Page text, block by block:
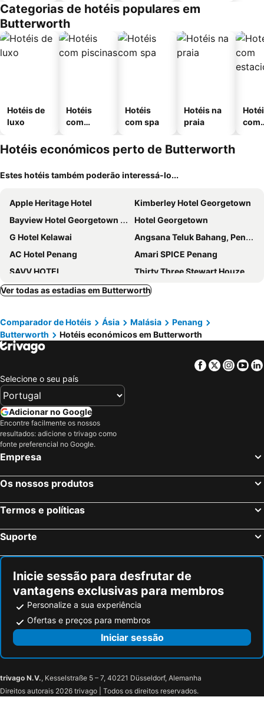
Categorias de hotéis populares em
Butterworth
Hotéis de
luxo
Hotéis
com
Hotéis
com spa
Hotéis na
praia
com
Hotéis económicos perto de Butterworth
Estes hotéis também poderão interessá-lo...
Apple Heritage Hotel
Kimberley Hotel Georgetown
Bayview Hotel Georgetown Penang
Hotel Georgetown
G Hotel Kelawai
Angsana Teluk Bahang, Penang
AC Hotel Penang
Amari SPICE Penang
SAVV HOTEL
Thirty Three Stewart Houze
Eastern & Oriental Hotel
乔治市世纪酒店 The Century Boutique Hotel George Town
Hompton Hotel by the Beach
Flamingo Hotel by the Beach, Penang
Gaia Hotel
Mclane Boutique Hotel
Chulia Heritage Hotel
Reunion Carnarvon
OZO George Town Penang
Museum Hotel
iStay
Courtyard by Marriott Penang
Jazz Hotel Penang
The Light Hotel Penang
DCozy Hotel
Royale Chulan Penang
East Indies Mansion
88 Armenian
The Edison George Town
Swing & Pillows - 87 Muntri, Penang
Nam Keng Hotel
Kooning
Grand Inn Penang Road
The Journey hotel
M Social Resort Penang
Marina Tower Condo
Areca Hotel Penang
118 Hotel Macalister
Ver todas as estadias em Butterworth
Comparador de Hotéis Ásia Malásia
Penang
Butterworth
Hotéis económicos em Butterworth
Facebook
Twitter
Selecione o seu país
Adicionar no Google
Encontre facilmente os nossos
resultados: adicione o trivago como
fonte preferencial no Google.
Empresa
Os nossos produtos
Termos e políticas
Suporte
Inicie sessão para desfrutar de
vantagens exclusivas para membros
Personalize a sua experiência
Ofertas e preços para membros
Iniciar sessão
trivago N.V., Kesselstraße 5 – 7, 40221 Düsseldorf, Alemanha
Direitos autorais 2026 trivago | Todos os direitos reservados.